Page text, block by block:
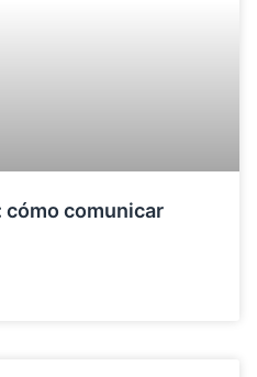
comunicar